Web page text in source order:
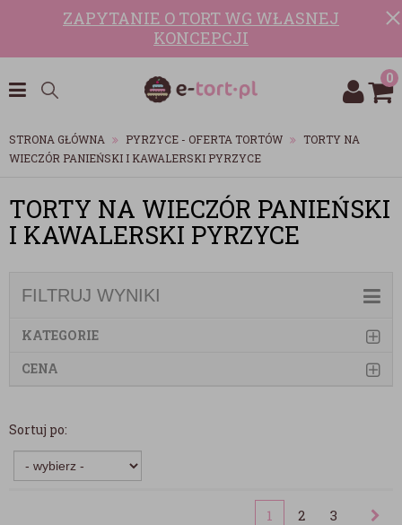
ZAPYTANIE O TORT WG WŁASNEJ
KONCEPCJI
0
STRONA GŁÓWNA PYRZYCE - OFERTA TORTÓW
TORTY NA
WIECZÓR PANIEŃSKI I KAWALERSKI PYRZYCE
TORTY NA WIECZÓR PANIEŃSKI
I KAWALERSKI PYRZYCE
FILTRUJ WYNIKI
KATEGORIE
CENA
Sortuj po:
1 2 3